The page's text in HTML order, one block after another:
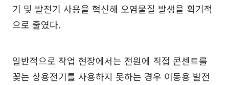
기 및 발전기 사용을 혁신해 오염물질 발생을 획기적
으로 줄였다.
일반적으로 작업 현장에서는 전원에 직접 콘센트를
꽂는 상용전기를 사용하지 못하는 경우 이동용 발전